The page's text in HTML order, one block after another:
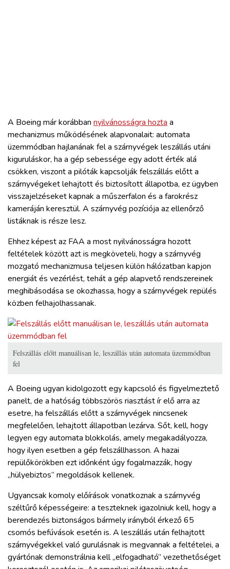
A Boeing már korábban nyilvánosságra hozta a
mechanizmus működésének alapvonalait: automata
üzemmódban hajlanának fel a szárnyvégek leszállás utáni
kiguruláskor, ha a gép sebessége egy adott érték alá
csökken, viszont a pilóták kapcsolják felszállás előtt a
szárnyvégeket lehajtott és biztosított állapotba, ez ügyben
visszajelzéseket kapnak a műszerfalon és a farokrész
kameráján keresztül. A szárnyvég pozíciója az ellenőrző
listáknak is része lesz.
Ehhez képest az FAA a most nyilvánosságra hozott
feltételek között azt is megköveteli, hogy a szárnyvég
mozgató mechanizmusa teljesen külön hálózatban kapjon
energiát és vezérlést, tehát a gép alapvető rendszereinek
meghibásodása se okozhassa, hogy a szárnyvégek repülés
közben felhajolhassanak.
Felszállás előtt manuálisan le, leszállás után automata üzemmódban
fel
A Boeing ugyan kidolgozott egy kapcsoló és figyelmeztető
panelt, de a hatóság többszörös riasztást ír elő arra az
esetre, ha felszállás előtt a szárnyvégek nincsenek
megfelelően, lehajtott állapotban lezárva. Sőt, kell, hogy
legyen egy automata blokkolás, amely megakadályozza,
hogy ilyen esetben a gép felszállhasson. A hazai
repülőkörökben ezt időnként úgy fogalmazzák, hogy
„hülyebiztos” megoldások kellenek.
Ugyancsak komoly előírások vonatkoznak a szárnyvég
széltűrő képességeire: a teszteknek igazolniuk kell, hogy a
berendezés biztonságos bármely irányból érkező 65
csomós befúvások esetén is. A leszállás után felhajtott
szárnyvégekkel való gurulásnak is megvannak a feltételei, a
gyártónak demonstrálnia kell „elfogadható” vezethetőséget